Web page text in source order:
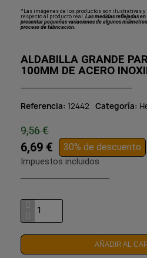
*Las imágenes de los productos son ilustrativas
respecto al producto real. Las medidas reflejadas
presentar pequeñas variaciones de algunos
proceso de fabricación.
ALDABILLA GRANDE
100MM DE ACERO
Referencia 12442 Categoría
9,56 €
6,69 € 30% de descuento
Impuestos incluidos
AÑADIR AL